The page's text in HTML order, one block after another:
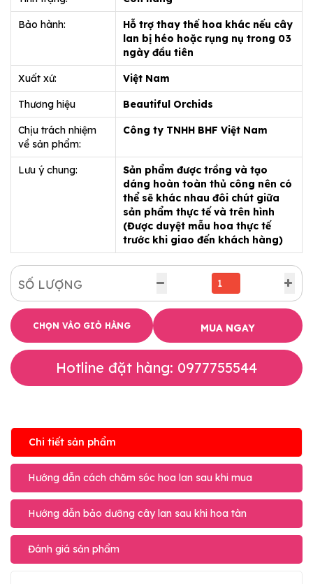
Bảo hành:
Hỗ trợ thay thế hoa khác nếu cây
lan bị héo hoặc rụng nụ trong 03
ngày đầu tiên
Xuất xứ: Việt Nam
Thương hiệu Beautiful Orchids
Chịu trách nhiệm
về sản phẩm:
Công ty TNHH BHF Việt Nam
Lưu ý chung:
Sản phẩm được trồng và tạo
dáng hoàn toàn thủ công nên có
thể sẽ khác nhau đôi chút giữa
sản phẩm thực tế và trên hình
(Được duyệt mẫu hoa thực tế
trước khi giao đến khách hàng)
SỐ LƯỢNG
CHỌN VÀO GIỎ HÀNG MUA NGAY
Hotline đặt hàng: 0977755544
Chi tiết sản phẩm
Hướng dẫn cách chăm sóc hoa lan sau khi mua
Hướng dẫn bảo dưỡng cây lan sau khi hoa tàn
Đánh giá sản phẩm